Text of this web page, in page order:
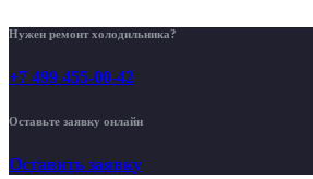
Нужен ремонт холодильника?
+7 499 455-00-42
Оставьте заявку онлайн
Оставить заявку